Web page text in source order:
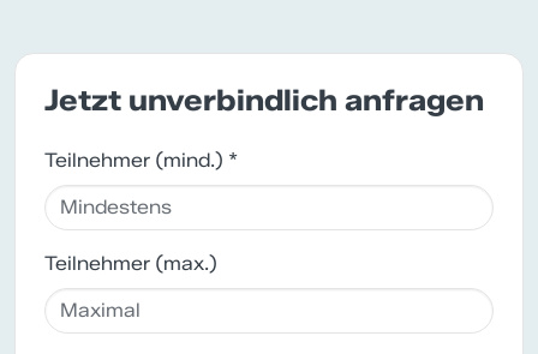
Jetzt unverbindlich anfragen
Teilnehmer (mind.) *
Teilnehmer (max.)